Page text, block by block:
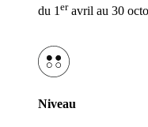
du 1eravril au 30
Niveau